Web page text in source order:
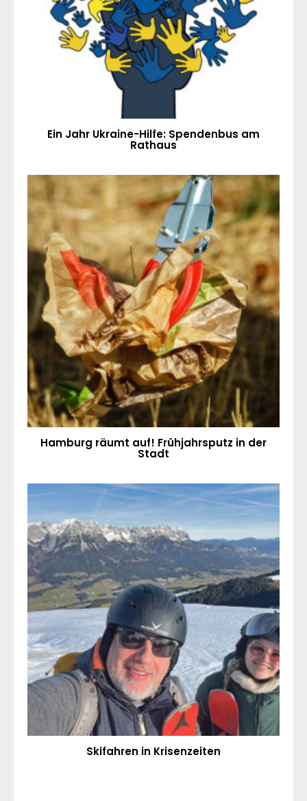
Ein Jahr Ukraine-Hilfe: Spendenbus am
Rathaus
Hamburg räumt auf! Frühjahrsputz in der
Stadt
Skifahren in Krisenzeiten